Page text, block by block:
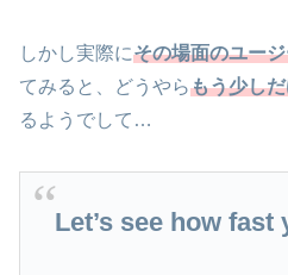
しかし実際にその場面のユー
てみると、どうやらもう少し
るようでして…
Let’s see how fast